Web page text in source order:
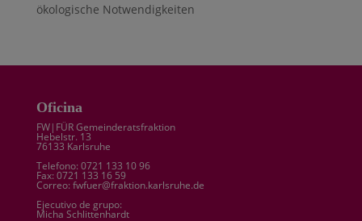
ökologische Notwendigkeiten
Oficina
FW|FÜR Gemeinderatsfraktion
Hebelstr. 13
76133 Karlsruhe
Telefono: 0721 133 10 96
Fax: 0721 133 16 59
Correo: fwfuer@fraktion.karlsruhe.de
Ejecutivo de grupo:
Micha Schlittenhardt